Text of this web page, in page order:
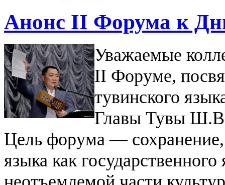
Анонс II Форума к
Уважаемые
II Форуме,
тувинского
Главы Тувы Ш.В.
Цель форума — сохранение,
языка как